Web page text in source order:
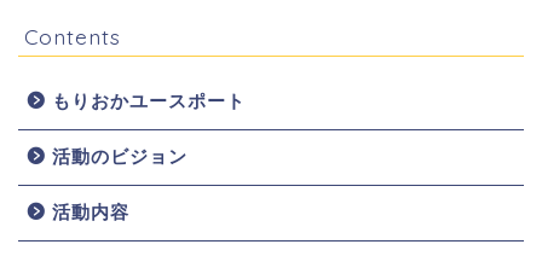
Contents
もりおかユースポート
活動のビジョン
活動内容
ホーム